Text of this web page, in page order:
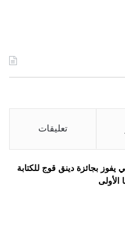
تعليقات
بجائزة دينق قوج للكتابة
الأولى